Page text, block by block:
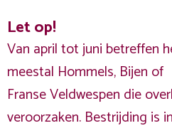
Let op!
Van april tot juni betreffen
meestal Hommels, Bijen of
Franse Veldwespen die
veroorzaken. Bestrijding is in